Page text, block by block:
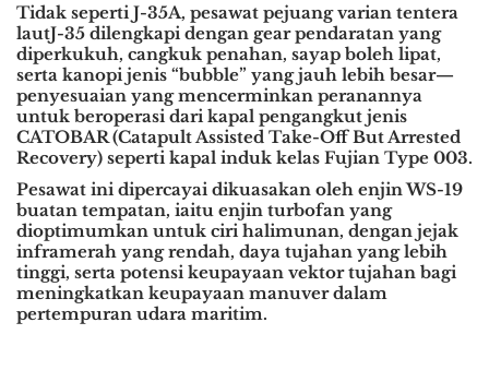
Tidak seperti J-35A, pesawat pejuang varian tentera
lautJ-35 dilengkapi dengan gear pendaratan yang
diperkukuh, cangkuk penahan, sayap boleh lipat,
serta kanopi jenis “bubble” yang jauh lebih besar—
penyesuaian yang mencerminkan peranannya
untuk beroperasi dari kapal pengangkut jenis
CATOBAR (Catapult Assisted Take-Off But Arrested
Recovery) seperti kapal induk kelas Fujian Type 003.
Pesawat ini dipercayai dikuasakan oleh enjin WS-19
buatan tempatan, iaitu enjin turbofan yang
dioptimumkan untuk ciri halimunan, dengan jejak
inframerah yang rendah, daya tujahan yang lebih
tinggi, serta potensi keupayaan vektor tujahan bagi
meningkatkan keupayaan manuver dalam
pertempuran udara maritim.